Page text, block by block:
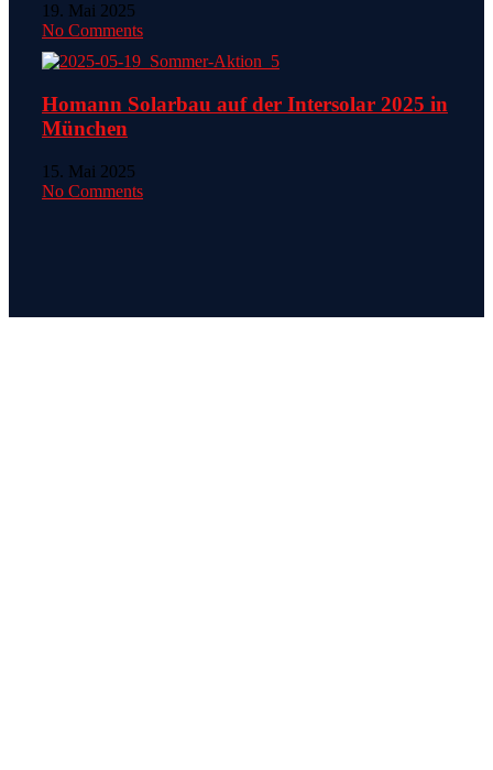
19. Mai 2025
No Comments
Homann Solarbau auf der Intersolar 2025 in
München
15. Mai 2025
No Comments